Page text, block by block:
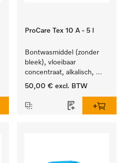
ProCare Tex 10 A - 5 l
Bontwasmiddel (zonder
bleek), vloeibaar
concentraat, alkalisch,
5 l voor het reinigen van
kleurechte bonte was.
50,00 € excl. BTW